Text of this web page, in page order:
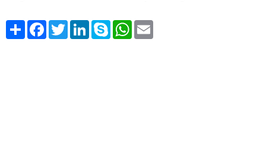
Share FacebookTwitterLinkedInSkype WhatsApp